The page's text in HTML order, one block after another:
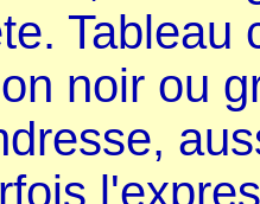
Tableau
noir ou